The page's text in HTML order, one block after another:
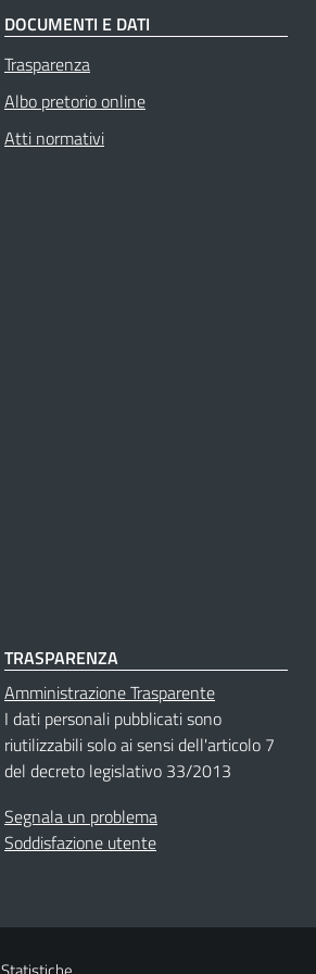
DOCUMENTI E DATI
Trasparenza
Albo pretorio online
Atti normativi
TRASPARENZA
Amministrazione Trasparente
I dati personali pubblicati sono
riutilizzabili solo ai sensi dell'articolo 7
del decreto legislativo 33/2013
Segnala un problema
Soddisfazione utente